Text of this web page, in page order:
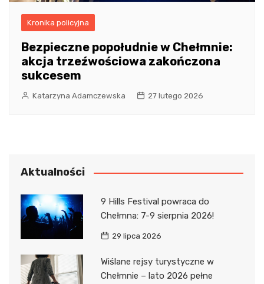
Kronika policyjna
Bezpieczne popołudnie w Chełmnie:
akcja trzeźwościowa zakończona
sukcesem
Katarzyna Adamczewska 27 lutego 2026
Aktualności
9 Hills Festival powraca do
Chełmna: 7-9 sierpnia 2026!
29 lipca 2026
Wiślane rejsy turystyczne w
Chełmnie – lato 2026 pełne